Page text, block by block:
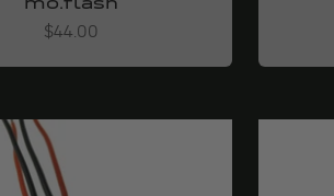
Angebot
$44.00